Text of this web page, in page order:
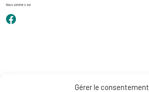
Gérer le consentement
Nous sommes sur